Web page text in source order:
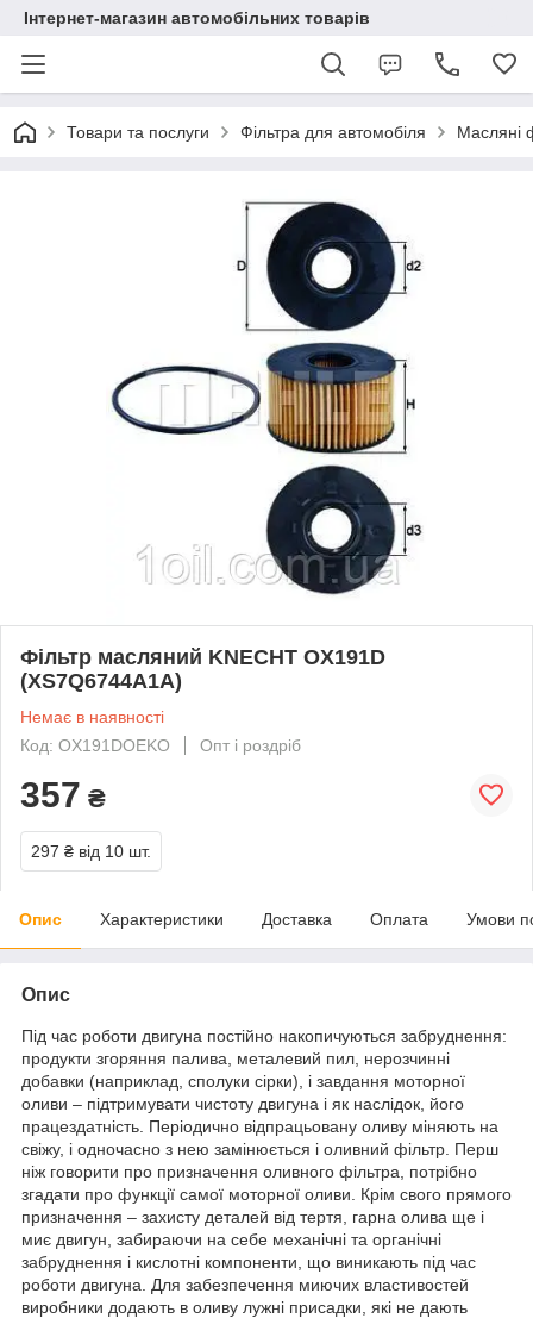
Інтернет-магазин автомобільних товарів
Товари та послуги Фільтра для автомобіля Масляні
Фільтр масляний KNECHT OX191D
(XS7Q6744A1A)
Немає в наявності
Код: OX191DOEKO
Опт і роздріб
357 ₴
297 ₴ від 10 шт.
Опис Характеристики Доставка Оплата Умови
Опис
Під час роботи двигуна постійно накопичуються забруднення:
продукти згоряння палива, металевий пил, нерозчинні
добавки (наприклад, сполуки сірки), і завдання моторної
оливи – підтримувати чистоту двигуна і як наслідок, його
працездатність. Періодично відпрацьовану оливу міняють на
свіжу, і одночасно з нею замінюється і оливний фільтр. Перш
ніж говорити про призначення оливного фільтра, потрібно
згадати про функції самої моторної оливи. Крім свого прямого
призначення – захисту деталей від тертя, гарна олива ще і
миє двигун, забираючи на себе механічні та органічні
забруднення і кислотні компоненти, що виникають під час
роботи двигуна. Для забезпечення миючих властивостей
виробники додають в оливу лужні присадки, які не дають